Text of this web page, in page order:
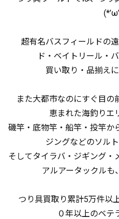
超有名バスフィールドの
ド・ベイトリール・
買い取り・品揃え
また大都市なのにすぐ目の
恵まれた海釣りエ
磯竿・底物竿・船竿・投竿か
ジングなどのソル
そしてタイラバ・ジギング・
アルアータックルも
つり具買取り累計5万件以
０年以上のベテ